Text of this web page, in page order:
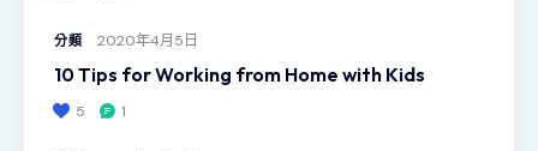
分類 2020年4月5日
10 Tips for Working from Home with Kids
5 1